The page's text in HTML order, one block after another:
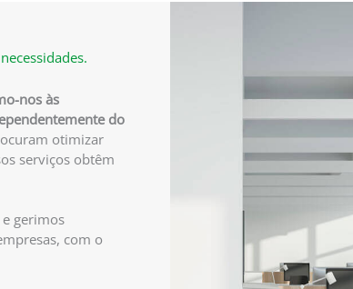
nos às
do
otimizar
serviços obtêm
gerimos
com o